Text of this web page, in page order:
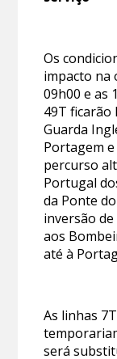
Os
impacto na
09h00 e as
49T ficarão
Guarda
Portagem
percurso
Portugal
da Ponte
inversão
aos
até à
As linhas
será